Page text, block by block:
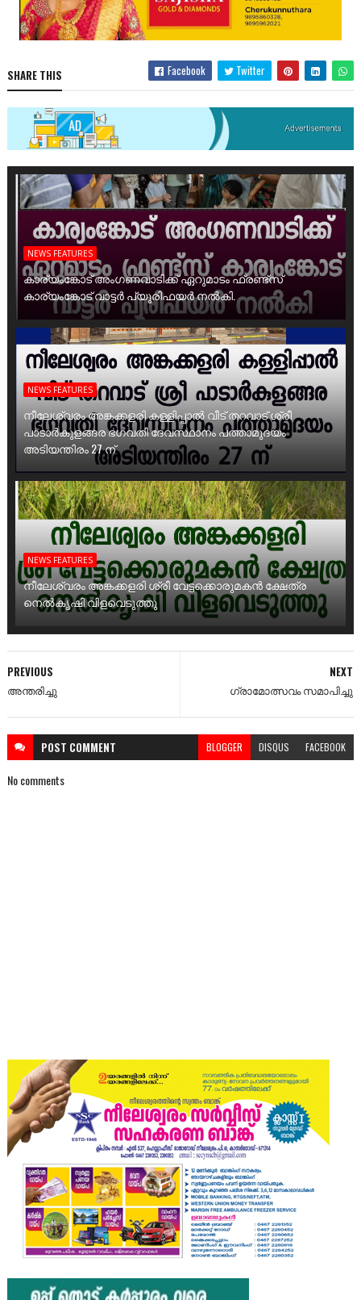
SHARE THIS Facebook Twitter
NEWS FEATURES
കാര്യംങ്കോട് അംഗണവാടിക്ക് ഏറുമാടം ഫ്രണ്ട്സ്
കാര്യംങ്കോട് വാട്ടർ പ്യൂരിഫയർ നൽകി.
NEWS FEATURES
നീലേശ്വരം അങ്കക്കളരി കള്ളിപ്പാൽ വീട് തറവാട് ശ്രീ
പാടാർകുളങ്ങര ഭഗവതി ദേവസ്ഥാനം പത്താമുദയം
അടിയന്തിരം 27 ന്
NEWS FEATURES
നീലേശ്വരം അങ്കക്കളരി ശ്രീ വേട്ടക്കൊരുമകൻ ക്ഷേത്ര
നെൽകൃഷി വിളവെടുത്തു
NEXT
ഗ്രാമോത്സവം സമാപിച്ചു
PREVIOUS
അന്തരിച്ചു
POST COMMENT BLOGGER DISQUS FACEBOOK
No comments